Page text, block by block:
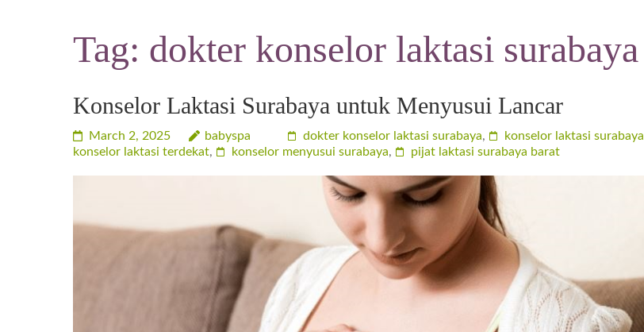
Tag: dokter konselor laktasi surabaya
Konselor Laktasi Surabaya untuk Menyusui Lancar
March 2, 2025 babyspa dokter konselor laktasi surabaya, konselor laktasi surabaya
konselor laktasi terdekat, konselor menyusui surabaya, pijat laktasi surabaya barat